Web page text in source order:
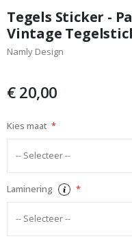
het
begin
van
gallerij
Tegels Sticker -
Vintage
Namly Design
€ 20,00
Kies maat
Laminering